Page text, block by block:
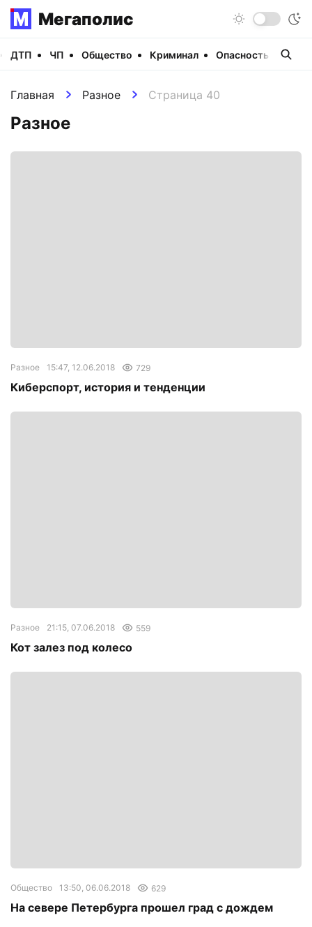
Мегаполис
ДТП ЧП Общество Криминал Опасность
Главная Разное Страница 40
Разное
Разное 15:47, 12.06.2018 729
Киберспорт, история и тенденции
Разное 21:15, 07.06.2018 559
Кот залез под колесо
Общество 13:50, 06.06.2018 629
На севере Петербурга прошел град с дождем